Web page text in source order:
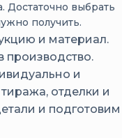
Достаточно выбрать
получить.
и материал.
производство.
и
отделки и
и подготовим